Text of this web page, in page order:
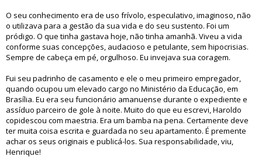
O seu conhecimento era de uso frívolo, especulativo, imaginoso, não
o utilizava para a gestão da sua vida e do seu sustento. Foi um
pródigo. O que tinha gastava hoje, não tinha amanhã. Viveu a vida
conforme suas concepções, audacioso e petulante, sem hipocrisias.
Sempre de cabeça em pé, orgulhoso. Eu invejava sua coragem.
Fui seu padrinho de casamento e ele o meu primeiro empregador,
quando ocupou um elevado cargo no Ministério da Educação, em
Brasília. Eu era seu funcionário amanuense durante o expediente e
assíduo parceiro de gole à noite. Muito do que eu escrevi, Haroldo
copidescou com maestria. Era um bamba na pena. Certamente deve
ter muita coisa escrita e guardada no seu apartamento. É premente
achar os seus originais e publicá-los. Sua responsabilidade, viu,
Henrique!